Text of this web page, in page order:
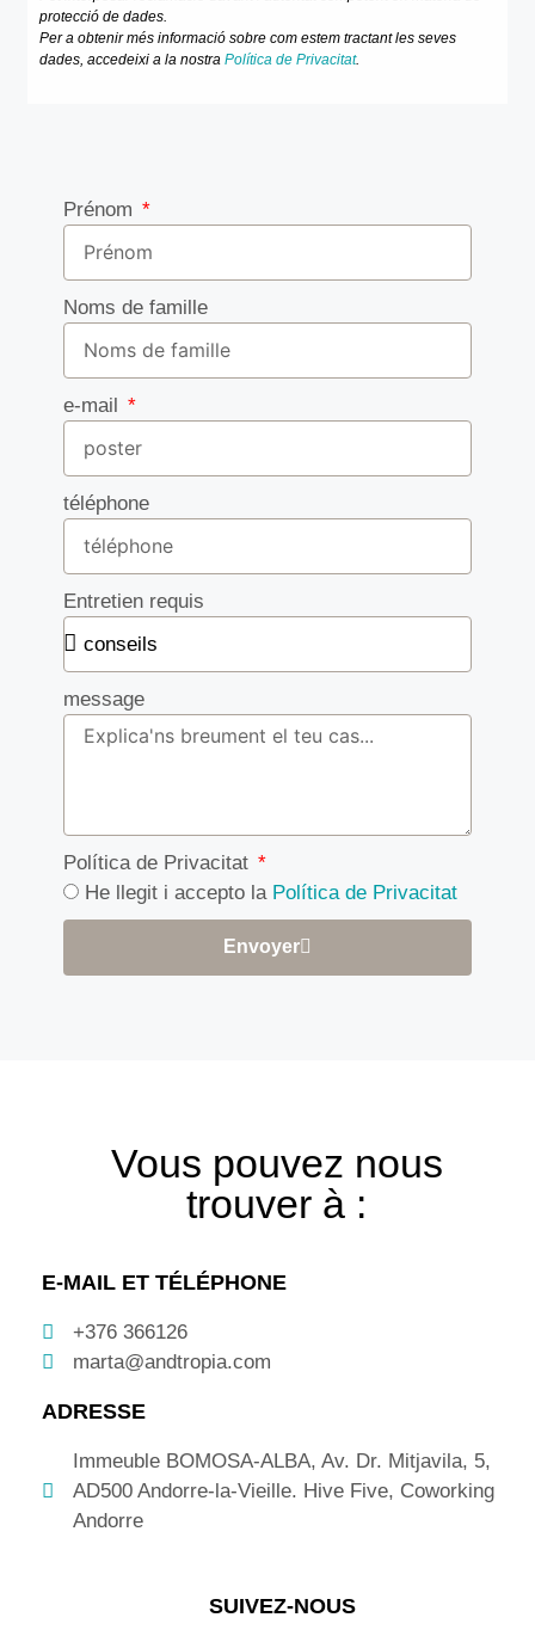
protecció de dades.
Per a obtenir més informació sobre com estem tractant les seves
dades, accedeixi a la nostraPolítica de Privacitat.
Prénom
Noms de famille
e-mail
téléphone
Entretien requis
message
Política de Privacitat
He llegit i accepto la Política de Privacitat
Envoyer
Vous pouvez nous
trouver à :
E-MAIL ET TÉLÉPHONE
+376 366126
marta@andtropia.com
ADRESSE
Immeuble BOMOSA-ALBA, Av. Dr. Mitjavila, 5,
AD500 Andorre-la-Vieille. Hive Five, Coworking
Andorre
SUIVEZ-NOUS
Perquè
puguem
millorar la
Experiència
Perquè la
nostra web
funcioni tan bé
com sigui
possible durant
la teva visita.
Si rebutgeu
aquestes
galetes,
algunes
funcionalitats
desapareixeran